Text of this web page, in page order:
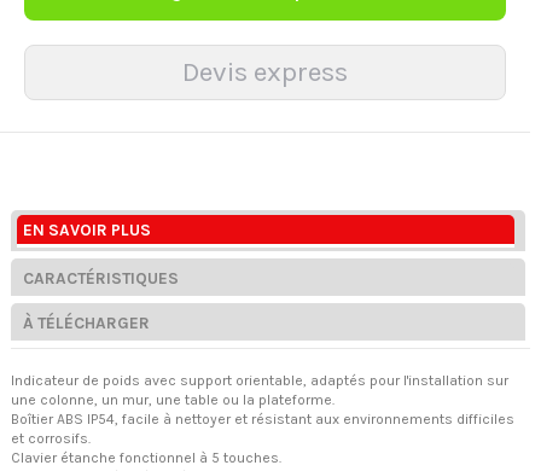
EN SAVOIR PLUS
CARACTÉRISTIQUES
À TÉLÉCHARGER
Indicateur de poids avec support orientable, adaptés pour l'installation sur
une colonne, un mur, une table ou la plateforme.
Boîtier ABS IP54, facile à nettoyer et résistant aux environnements difficiles
et corrosifs.
Clavier étanche fonctionnel à 5 touches.